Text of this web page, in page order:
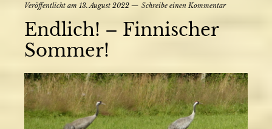
Veröffentlicht am 13. August 2022 Schreibe einen Kommentar
Endlich! – Finnischer
Sommer!